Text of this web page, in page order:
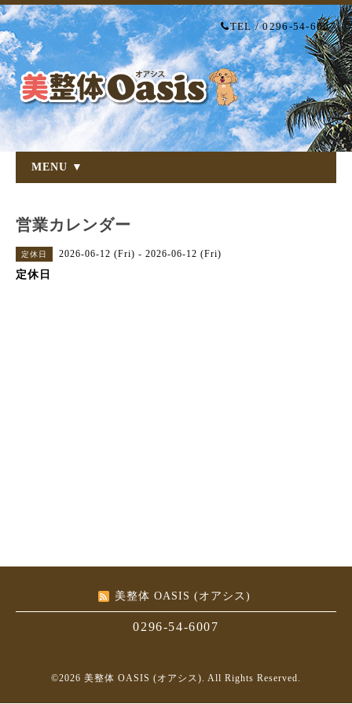
TEL / 0296-54-6007
MENU ▼
営業カレンダー
定休日 2026-06-12 (Fri) - 2026-06-12 (Fri)
定休日
美整体 OASIS (オアシス)
0296-54-6007
©2026 美整体 OASIS (オアシス). All Rights Reserved.